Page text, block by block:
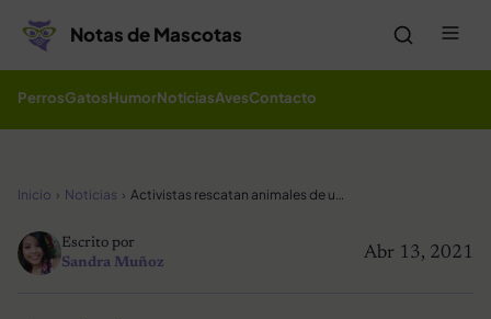
Notas de Mascotas
PerrosGatosHumorNoticiasAvesContacto
Inicio Noticias Activistas rescatan animales de un laboratorio en Madrid
Abr 13, 2021
Escrito por
Sandra Muñoz